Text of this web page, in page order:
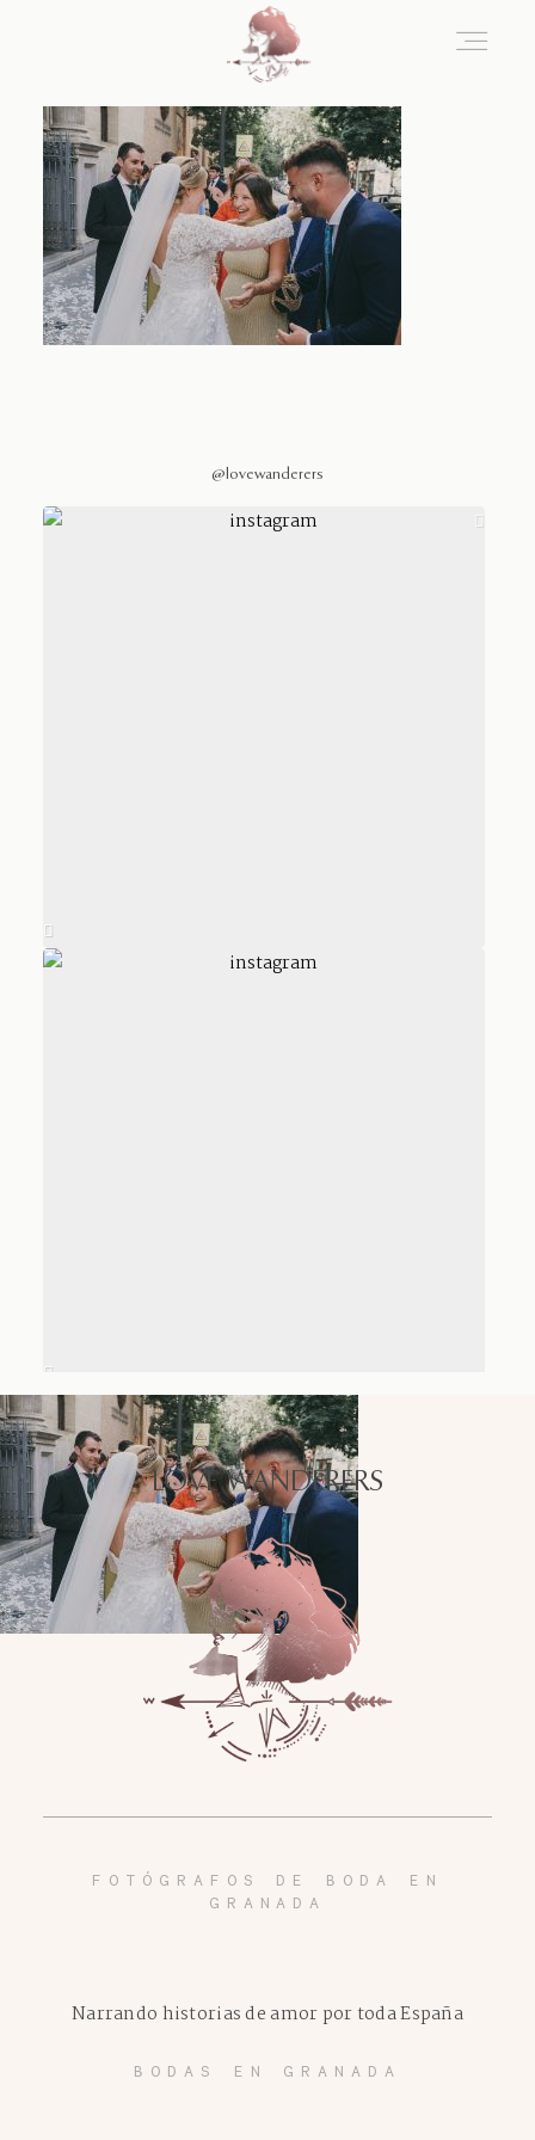
@lovewanderers
LOVE WANDERERS
FOTÓGRAFOS DE BODA EN
GRANADA
BODAS EN GRANADA
Narrando historias de amor por toda España
Home
Blog
Sobre Nosotros